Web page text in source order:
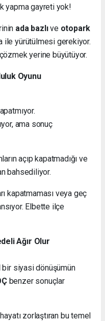
yapma gayreti yok!
ada bazlıve otopark
ile yürütülmesi gerekiyor.
yerine büyütüyor.
Oyunu
ama sonuç
açıp kapatmadığı ve
bahsediliyor.
kapatmaması veya geç
Elbette ilçe
Ağır Olur
bir siyasi dönüşümün
benzer sonuçlar
zorlaştıran bu temel